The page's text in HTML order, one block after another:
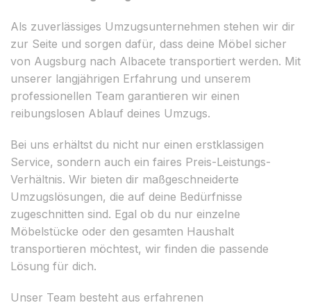
Als zuverlässiges Umzugsunternehmen stehen wir dir
zur Seite und sorgen dafür, dass deine Möbel sicher
von Augsburg nach Albacete transportiert werden. Mit
unserer langjährigen Erfahrung und unserem
professionellen Team garantieren wir einen
reibungslosen Ablauf deines Umzugs.
Bei uns erhältst du nicht nur einen erstklassigen
Service, sondern auch ein faires Preis-Leistungs-
Verhältnis. Wir bieten dir maßgeschneiderte
Umzugslösungen, die auf deine Bedürfnisse
zugeschnitten sind. Egal ob du nur einzelne
Möbelstücke oder den gesamten Haushalt
transportieren möchtest, wir finden die passende
Lösung für dich.
Unser Team besteht aus erfahrenen